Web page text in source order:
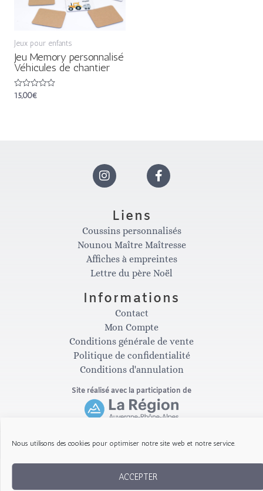
Nous utilisons des cookies pour optimiser notre site web et notre service.
ACCEPTER
Jeux pour enfants
Jeu Memory personnalisé
Véhicules de chantier
Note
15,00€
I
n
s
t
a
g
r
a
m
F
c
e
b
o
o
k
-
Liens
Coussins personnalisés
Nounou Maître Maîtresse
Affiches à empreintes
Lettre du père Noël
Informations
Contact
Mon Compte
Conditions générale de vente
Politique de confidentialité
Conditions d'annulation
Site réalisé avec la participation de
Copyright © 2026 Les Gribouillis d'Arthur